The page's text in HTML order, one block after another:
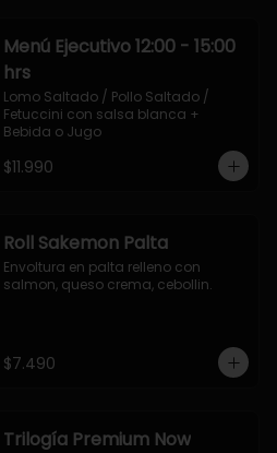
Menú Ejecutivo 12:00 - 15:00
hrs
Lomo Saltado / Pollo Saltado /
Fetuccini con salsa blanca +
Bebida o Jugo
$11.990
Roll Sakemon Palta
Envoltura en palta relleno con
salmon, queso crema, cebollin.
$7.490
Trilogía Premium Now